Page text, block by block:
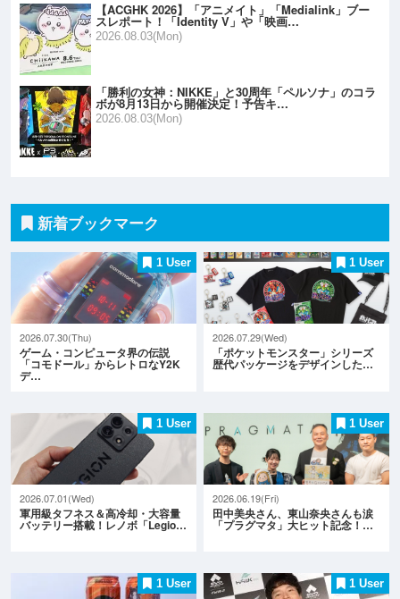
【ACGHK 2026】「アニメイト」「Medialink」ブー
スレポート！「Identity V」や「映画…
2026.08.03(Mon)
「勝利の女神：NIKKE」と30周年「ペルソナ」のコラ
ボが8月13日から開催決定！予告キ…
2026.08.03(Mon)
新着ブックマーク
1 User
2026.07.30(Thu)
ゲーム・コンピュータ界の伝説
「コモドール」からレトロなY2K
デ…
1 User
2026.07.29(Wed)
「ポケットモンスター」シリーズ
歴代パッケージをデザインした…
1 User
2026.07.01(Wed)
軍用級タフネス＆高冷却・大容量
バッテリー搭載！レノボ「Legio…
1 User
2026.06.19(Fri)
田中美央さん、東山奈央さんも涙
「プラグマタ」大ヒット記念！…
1 User 1 User